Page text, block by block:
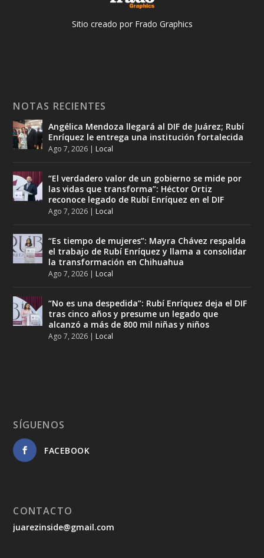
Sitio creado por Frado Graphics
NOTAS RECIENTES
Angélica Mendoza llegará al DIF de Juárez; Rubí
Enríquez le entrega una institución fortalecida
Ago 7, 2026 | Local
“El verdadero valor de un gobierno se mide por
las vidas que transforma”: Héctor Ortiz
reconoce legado de Rubí Enríquez en el DIF
Ago 7, 2026 | Local
“Es tiempo de mujeres”: Mayra Chávez respalda
el trabajo de Rubí Enríquez y llama a consolidar
la transformación en Chihuahua
Ago 7, 2026 | Local
“No es una despedida”: Rubí Enríquez deja el DIF
tras cinco años y presume un legado que
alcanzó a más de 800 mil niñas y niños
Ago 7, 2026 | Local
SÍGUENOS
FACEBOOK
CONTACTO
juarezinside@gmail.com